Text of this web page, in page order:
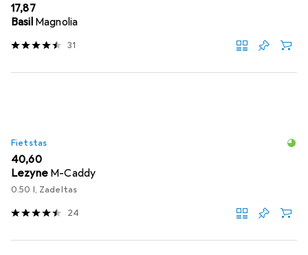
EUR
17,87
Basil Magnolia
31
Fietstas
EUR
40,60
Lezyne M-Caddy
0.50 l, Zadeltas
24